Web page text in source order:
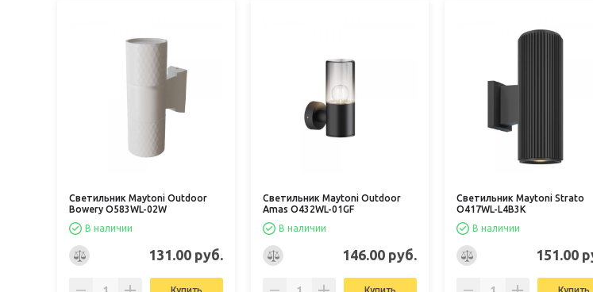
Светильник Maytoni Outdoor
Bowery O583WL-02W
В наличии
131.00 руб.
Светильник Maytoni Outdoor
Amas O432WL-01GF
В наличии
146.00 руб.
Светильник Maytoni Strato
O417WL-L4B3K
В наличии
151.00